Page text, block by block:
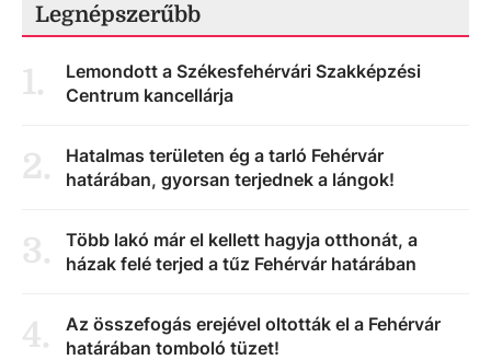
Legnépszerűbb
1.
Lemondott a Székesfehérvári Szakképzési
Centrum kancellárja
2.
Hatalmas területen ég a tarló Fehérvár
határában, gyorsan terjednek a lángok!
3.
Több lakó már el kellett hagyja otthonát, a
házak felé terjed a tűz Fehérvár határában
4.
Az összefogás erejével oltották el a Fehérvár
határában tomboló tüzet!